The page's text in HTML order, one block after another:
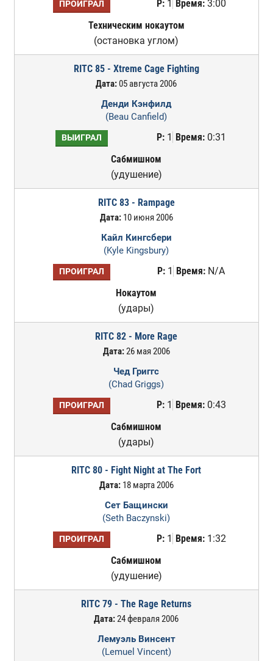
ПРОИГРАЛ Р:1 Время:3:00
Техническим нокаутом
(остановка углом)
RITC 85 - Xtreme Cage Fighting
Дата:05 августа 2006
Денди Кэнфилд
(Beau Canfield)
ВЫИГРАЛ Р:1 Время:0:31
Сабмишном
(удушение)
RITC 83 - Rampage
Дата:10 июня 2006
Кайл Кингсбери
(Kyle Kingsbury)
ПРОИГРАЛ Р: 1 Время: N/A
Нокаутом
(удары)
RITC 82 - More Rage
Дата:26 мая 2006
Чед Григгс
(Chad Griggs)
ПРОИГРАЛ Р:1 Время:0:43
Сабмишном
(удары)
RITC 80 - Fight Night at The Fort
Дата:18 марта 2006
Сет Бащински
(Seth Baczynski)
ПРОИГРАЛ Р:1 Время:1:32
Сабмишном
(удушение)
RITC 79 - The Rage Returns
Дата:24 февраля 2006
Лемуэль Винсент
(Lemuel Vincent)